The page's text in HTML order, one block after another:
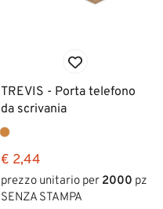
TREVIS - Porta telefono
da scrivania
€ 2,44
prezzo unitario per2000 pz
SENZA STAMPA